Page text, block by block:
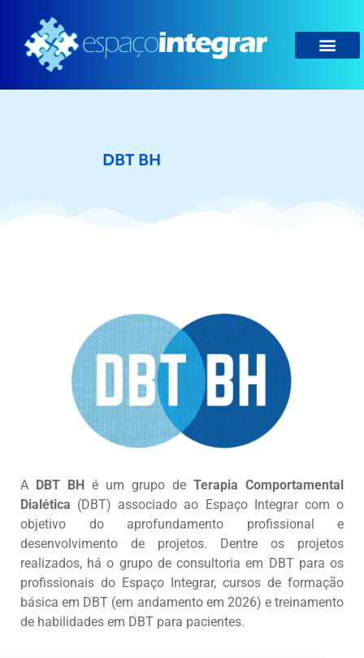
DBT BH
A DBT BH é um grupo de Terapia Comportamental
Dialética (DBT) associado ao Espaço Integrar com o
objetivo do aprofundamento profissional e
desenvolvimento de projetos. Dentre os projetos
realizados, há o grupo de consultoria em DBT para os
profissionais do Espaço Integrar, cursos de formação
básica em DBT (em andamento em 2026) e treinamento
de habilidades em DBT para pacientes.